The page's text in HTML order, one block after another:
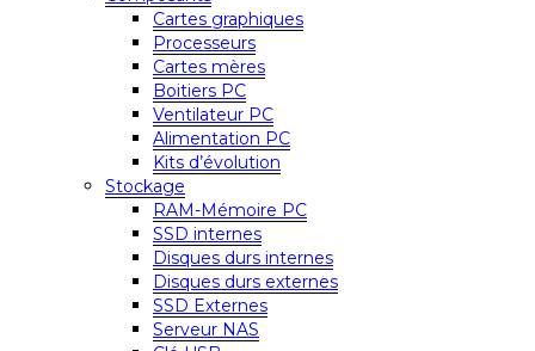
Cartes graphiques
Processeurs
Cartes mères
Boitiers PC
Ventilateur PC
Alimentation PC
Kits d’évolution
Stockage
RAM-Mémoire PC
SSD internes
Disques durs internes
Disques durs externes
SSD Externes
Serveur NAS